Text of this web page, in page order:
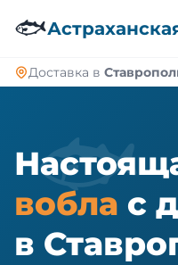
🐟
Доставка в
🐟
вобла с
в